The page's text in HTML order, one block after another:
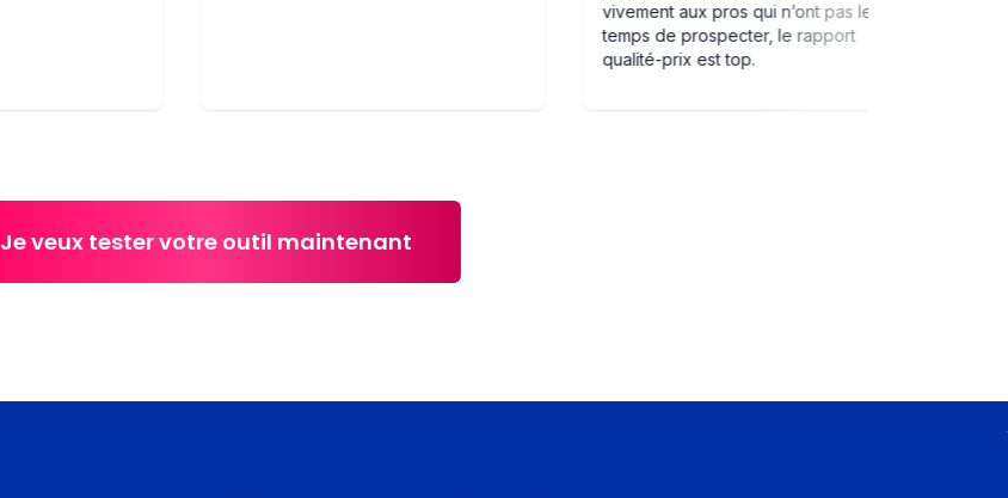
vivement aux pros qui n’ont pas le
temps de prospecter, le rapport
qualité-prix est top.
Je veux tester votre outil maintenant